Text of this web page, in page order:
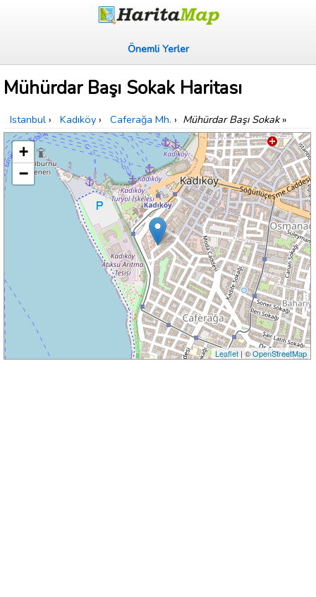
Önemli Yerler
Mühürdar Başı Sokak Haritası
Istanbul › Kadıköy › Caferağa Mh. › Mühürdar Başı Sokak»
+
−
Leaflet| ©OpenStreetMap